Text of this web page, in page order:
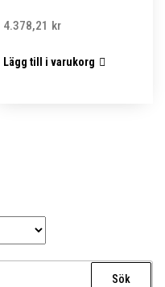
4.378,21 kr
Lägg till i varukorg
Sök